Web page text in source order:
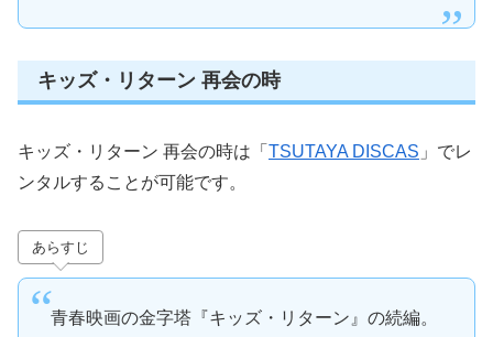
キッズ・リターン 再会の時
キッズ・リターン 再会の時は「 TSUTAYA DISCAS 」でレ
ンタルすることが可能です。
あらすじ
青春映画の金字塔『キッズ・リターン』の続編。